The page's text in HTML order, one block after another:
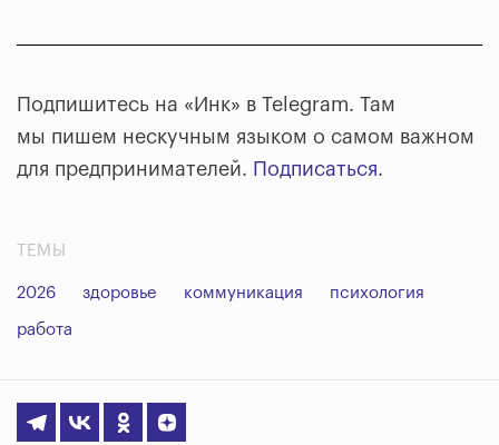
Подпишитесь на «Инк» в Telegram. Там
мы пишем нескучным языком о самом важном
для предпринимателей. Подписаться.
ТЕМЫ
2026 здоровье коммуникация психология
работа